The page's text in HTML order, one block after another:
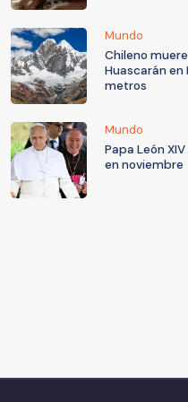
Mundo
Chileno
Huascarán
metros
Mundo
Papa León
en noviembre